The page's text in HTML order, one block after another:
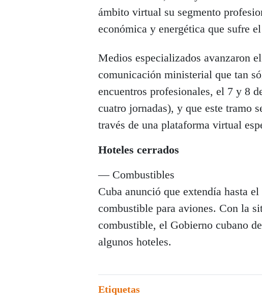
ámbito virtual su segmento
económica y energética que sufre
Medios especializados avanzaron
comunicación ministerial que tan
encuentros profesionales, el 7 y 8
cuatro jornadas), y que este tramo
través de una plataforma virtual
Hoteles cerrados
— Combustibles
Cuba anunció que extendía hasta
combustible para aviones. Con la
combustible, el Gobierno cubano
algunos hoteles.
Etiquetas